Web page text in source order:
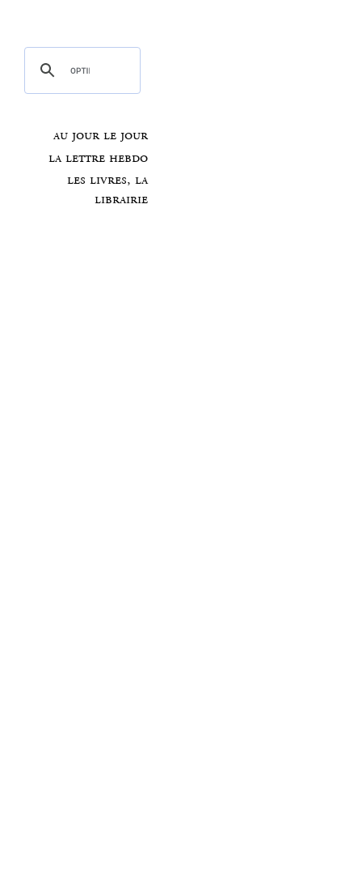
au jour le jour
la lettre hebdo
les livres, la
librairie